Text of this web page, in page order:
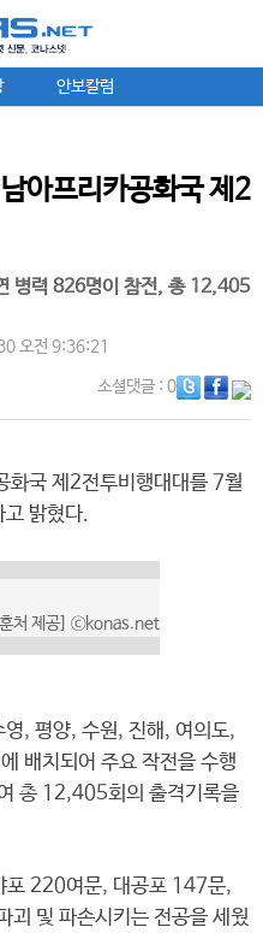
안보칼럼
아프리카공화국 제2
병력 826명이 참전, 총 12,405
오전 9:36:21
소셜댓글: 0
화국 제2전투비행대대를 7월
밝혔다.
훈처 제공] ⓒkonas.net
, 평양, 수원, 진해, 여의도,
배치되어 주요 작전을 수행
총 12,405회의 출격기록을
포 220여문, 대공포 147문,
괴 및 파손시키는 전공을 세웠